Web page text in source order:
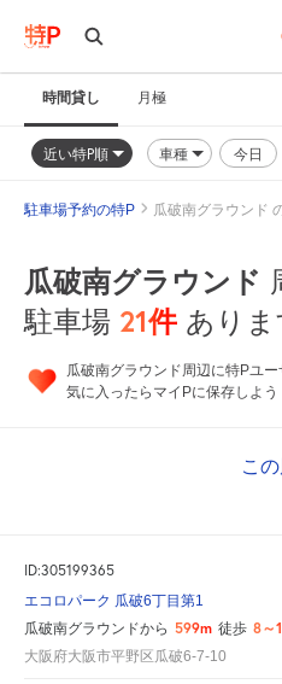
時間貸し 月極
近い特P順 車種 今日
駐車場予約の特P 瓜破南グラウンド
瓜破南グラウンド
駐車場 21件 ありま
瓜破南グラウンド周辺に特Pユ
気に入ったらマイPに保存しよう
こ
ID:305199365
エコロパーク 瓜破6丁目第1
瓜破南グラウンドから 599m 徒歩 8～
大阪府大阪市平野区瓜破6-7-10